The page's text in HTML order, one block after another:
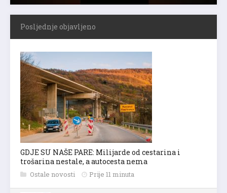
Posljednje objavljeno
GDJE SU NAŠE PARE: Milijarde od cestarina i
trošarina nestale, a autocesta nema
Ostale novosti Prije 11 minuta